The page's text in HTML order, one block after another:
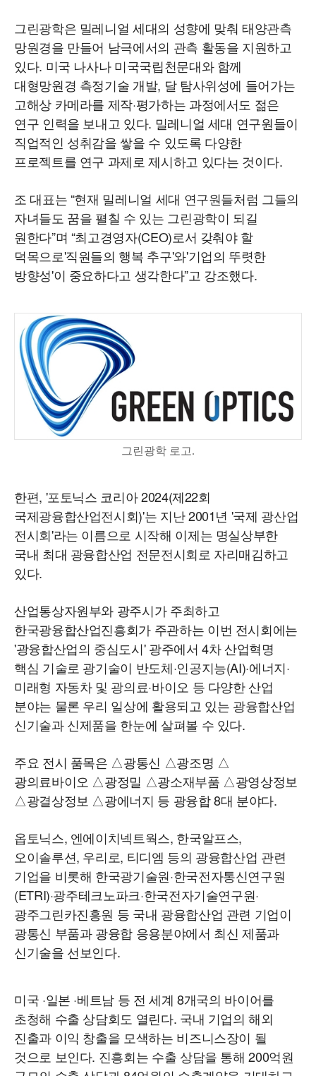
그린광학은 밀레니얼 세대의 성향에 맞춰 태양관측
망원경을 만들어 남극에서의 관측 활동을 지원하고
있다. 미국 나사나 미국국립천문대와 함께
대형망원경 측정기술 개발, 달 탐사위성에 들어가는
고해상 카메라를 제작·평가하는 과정에서도 젊은
연구 인력을 보내고 있다. 밀레니얼 세대 연구원들이
직업적인 성취감을 쌓을 수 있도록 다양한
프로젝트를 연구 과제로 제시하고 있다는 것이다.
조 대표는 “현재 밀레니얼 세대 연구원들처럼 그들의
자녀들도 꿈을 펼칠 수 있는 그린광학이 되길
원한다”며 “최고경영자(CEO)로서 갖춰야 할
덕목으로'직원들의 행복 추구'와'기업의 뚜렷한
방향성'이 중요하다고 생각한다”고 강조했다.
그린광학 로고.
한편, '포토닉스 코리아 2024(제22회
국제광융합산업전시회)'는 지난 2001년 '국제 광산업
전시회'라는 이름으로 시작해 이제는 명실상부한
국내 최대 광융합산업 전문전시회로 자리매김하고
있다.
산업통상자원부와 광주시가 주최하고
한국광융합산업진흥회가 주관하는 이번 전시회에는
'광융합산업의 중심도시' 광주에서 4차 산업혁명
핵심 기술로 광기술이 반도체·인공지능(AI)·에너지·
미래형 자동차 및 광의료·바이오 등 다양한 산업
분야는 물론 우리 일상에 활용되고 있는 광융합산업
신기술과 신제품을 한눈에 살펴볼 수 있다.
주요 전시 품목은 △광통신 △광조명 △
광의료바이오 △광정밀 △광소재부품 △광영상정보
△광결상정보 △광에너지 등 광융합 8대 분야다.
옵토닉스, 엔에이치넥트웍스, 한국알프스,
오이솔루션, 우리로, 티디엠 등의 광융합산업 관련
기업을 비롯해 한국광기술원·한국전자통신연구원
(ETRI)·광주테크노파크·한국전자기술연구원·
광주그린카진흥원 등 국내 광융합산업 관련 기업이
광통신 부품과 광융합 응용분야에서 최신 제품과
신기술을 선보인다.
미국 ·일본 ·베트남 등 전 세계 8개국의 바이어를
초청해 수출 상담회도 열린다. 국내 기업의 해외
진출과 이익 창출을 모색하는 비즈니스장이 될
것으로 보인다. 진흥회는 수출 상담을 통해 200억원